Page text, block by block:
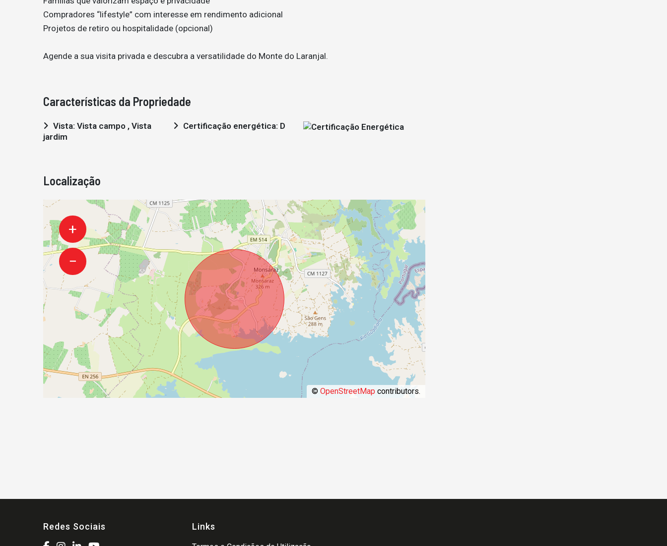
Compradores “lifestyle” com interesse em rendimento adicional
Projetos de retiro ou hospitalidade (opcional)
Agende a sua visita privada e descubra a versatilidade do Monte do Laranjal.
Características da Propriedade
jardim
Certificação energética: D
Localização
+
−
© OpenStreetMap contributors.
Redes Sociais Links